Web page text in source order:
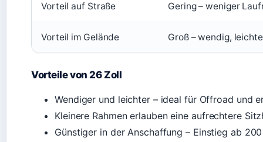
Vorteil auf Straße Gering – weniger
Vorteil im Gelände Groß – wendig,
Vorteile von 26 Zoll
Wendiger und leichter – ideal für Offroad und
Kleinere Rahmen erlauben eine aufrechtere
Günstiger in der Anschaffung – Einstieg ab